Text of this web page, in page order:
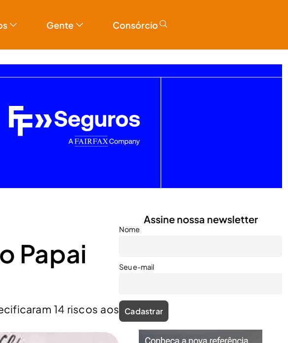
Gente Consórcio
Papai
14 riscos aos
Assine nossa newsletter
Nome
Seu e-mail